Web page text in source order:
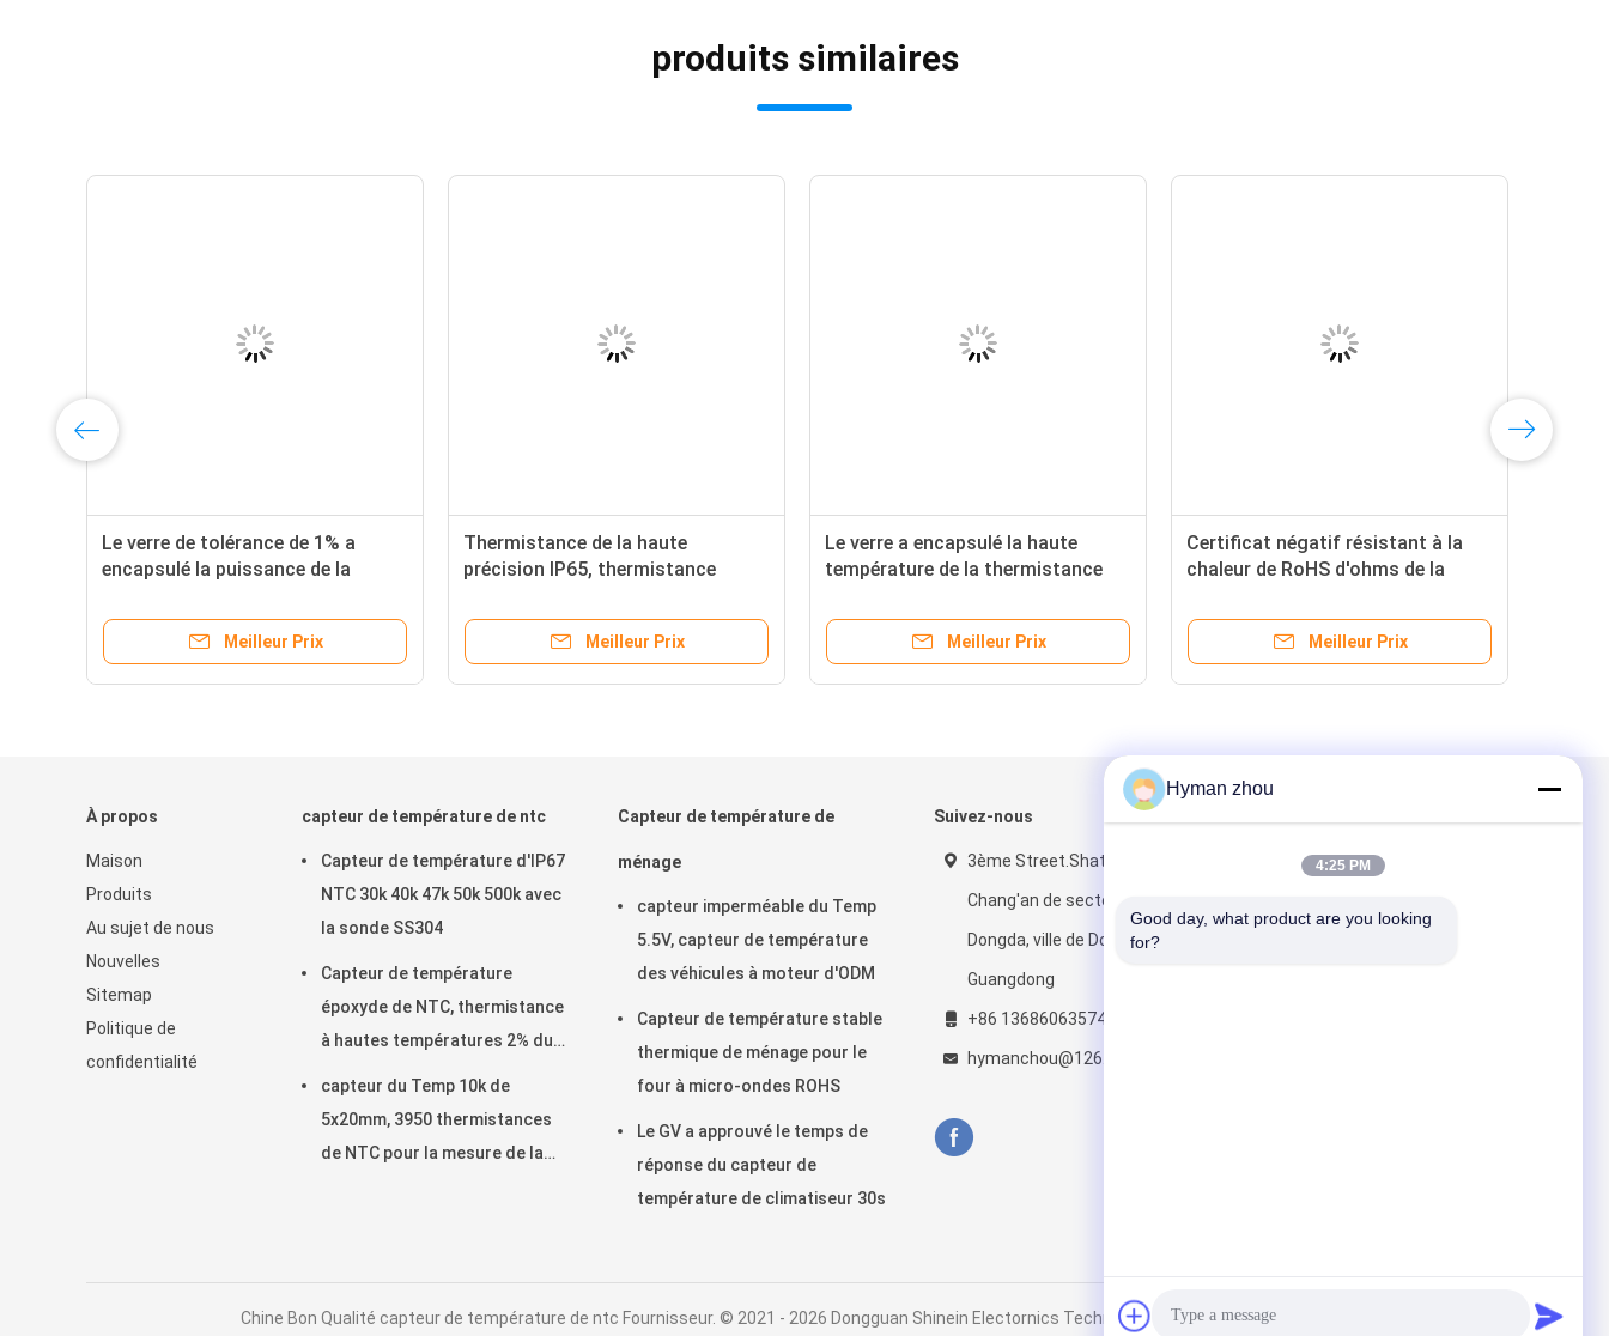
produits similaires
Le verre de tolérance de 1% a
encapsulé la puissance de la
Meilleur Prix
Thermistance de la haute
précision IP65, thermistance
température
Meilleur Prix
Le verre a encapsulé la haute
température de la thermistance
véhicules à moteur
Meilleur Prix
Certificat négatif résistant à la
chaleur de RoHS d'ohms de la
Meilleur Prix
À propos
Maison
Produits
Au sujet de nous
Nouvelles
Sitemap
Politique de
confidentialité
capteur de température de ntc
Capteur de température d'IP67
NTC 30k 40k 47k 50k 500k avec
la sonde SS304
Capteur de température
époxyde de NTC, thermistance
à hautes températures 2% du
capteur du Temp 10k de
5x20mm, 3950 thermistances
de NTC pour la mesure de la
Capteur de température de
ménage
capteur imperméable du Temp
5.5V, capteur de température
des véhicules à moteur d'ODM
Capteur de température stable
thermique de ménage pour le
four à micro-ondes ROHS
Le GV a approuvé le temps de
réponse du capteur de
température de climatiseur 30s
Suivez-nous
3ème Street.Shatou ville de
Chang'an de secteur de No.2
Dongda, ville de Dongguan,
Guangdong
+86 13686063574
hymanchou@126.com
Chine Bon Qualité capteur de température de ntc Fournisseur. © 2021 - 2026 Dongguan Shinein Electornics Technology Co.,Ltd. All Rights Reserved.
Hyman zhou
4:25 PM
Good day, what product are you looking
for?